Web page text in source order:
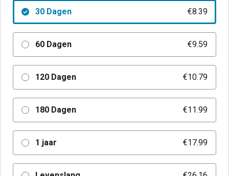
30 Dagen €8.39
60 Dagen €9.59
120 Dagen €10.79
180 Dagen €11.99
1 jaar €17.99